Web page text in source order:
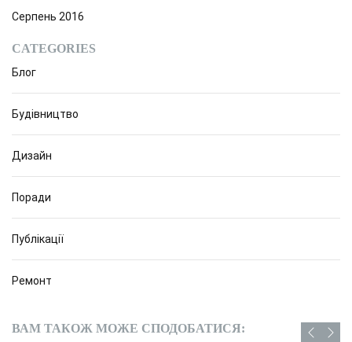
Серпень 2016
CATEGORIES
Блог
Будівництво
Дизайн
Поради
Публікації
Ремонт
ВАМ ТАКОЖ МОЖЕ СПОДОБАТИСЯ: